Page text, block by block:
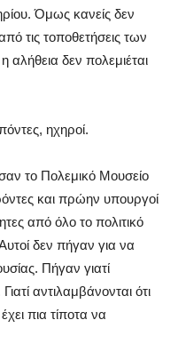
Όμως κανείς δεν
τις τοποθετήσεις των
δεν πολεμιέται
ηχηροί.
το Πολεμικό Μουσείο
και πρώην υπουργοί
από όλο το πολιτικό
δεν πήγαν για να
Πήγαν γιατί
αντιλαμβάνονται ότι
πια τίποτα να